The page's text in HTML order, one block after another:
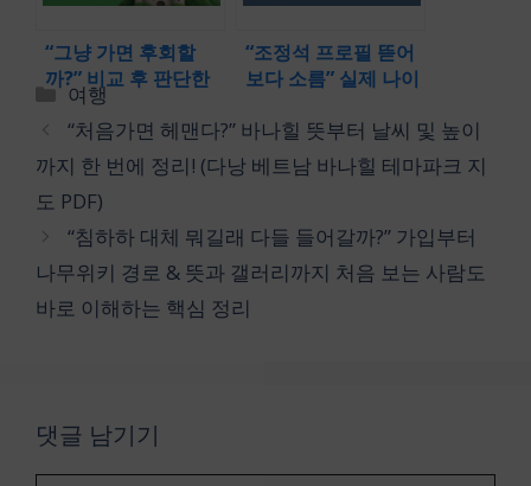
“그냥 가면 후회할
까?” 비교 후 판단한
기준과 동선 정리 및
내돈내산 후기 (호이
안 바나힐 투어 소요
시간 비용 코스 추천)
“조정석 프로필 뜯어
보다 소름” 실제 나이
수밖에 없던 결정적
이유 3가지
카
테
리
여행
“처음가면 헤맨다?” 바나힐 뜻부터 날씨 및 높이
까지 한 번에 정리! (다낭 베트남 바나힐 테마파크 지
도 PDF)
“침하하 대체 뭐길래 다들 들어갈까?” 가입부터
나무위키 경로 & 뜻과 갤러리까지 처음 보는 사람도
바로 이해하는 핵심 정리
댓글 남기기